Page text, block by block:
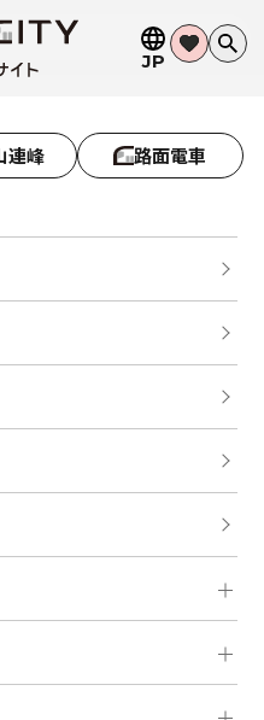
JP
連峰 路面電車